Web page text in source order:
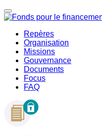
Repères
Organisation
Missions
Gouvernance
Documents
Focus
FAQ